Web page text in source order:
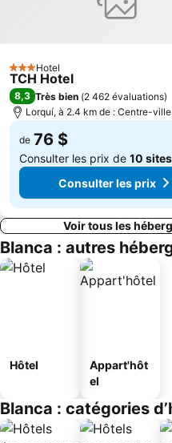
Casco Histórico
3 Étoiles
Hotel
TCH Hotel
8,3 Très bien (2 462 évaluations)
Lorquí, à 2.4 km de : Centre-ville
de 76 $
Consulter les prix de 10 sites
Consulter les prix
Voir tous les
Blanca : autres
Hôtel
Appart'hôt
el
Blanca : catégories